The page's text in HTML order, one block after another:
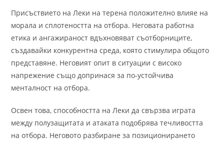
Присъствието на Леки на терена положително влияе на
морала и сплотеността на отбора. Неговата работна
етика и ангажираност вдъхновяват съотборниците,
създавайки конкурентна среда, която стимулира общото
представяне. Неговият опит в ситуации с високо
напрежение също допринася за по-устойчива
менталност на отбора.
Освен това, способността на Леки да свързва играта
между полузащитата и атаката подобрява течливостта
на отбора. Неговото разбиране за позиционирането